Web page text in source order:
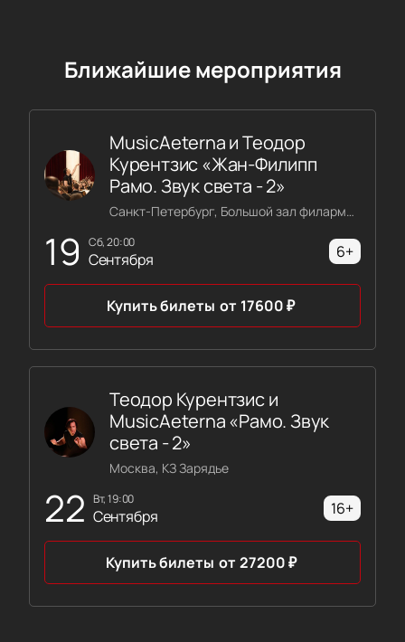
Ближайшие мероприятия
19 сб, 20:00
Сентября
MusicAeterna и Теодор
Курентзис «Жан-Филипп
Рамо. Звук света - 2»
Санкт-Петербург, Большой зал филармонии имени Шостаковича
6+
Купить билеты от 17600₽
22 вт, 19:00
Сентября
Теодор Курентзис и
MusicAeterna «Рамо. Звук
света - 2»
Москва, КЗ Зарядье
16+
Купить билеты от 27200₽